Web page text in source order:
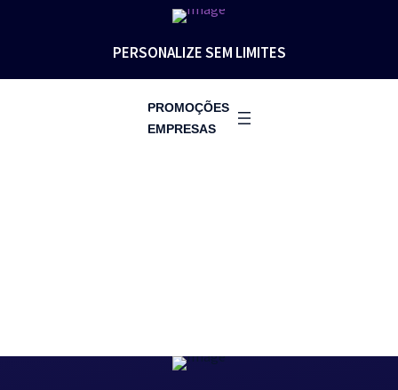
PERSONALIZE SEM LIMITES
PROMOÇÕES
EMPRESAS